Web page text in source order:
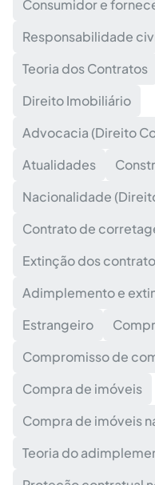
Consumidor e
Responsabilidade
Teoria dos Contratos
Direito Imobiliário
Advocacia (Direito
Atualidades
Nacionalidade
Contrato de
Extinção dos
Adimplemento e
Estrangeiro
Compromisso de
Compra de imóveis
Compra de imóveis
Teoria do